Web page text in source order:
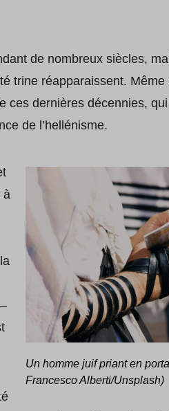
de nombreux siècles,
trine réapparaissent.
ces dernières décennies,
de l’hellénisme.
Un homme juif priant en
Francesco Alberti/Unsplash)
à